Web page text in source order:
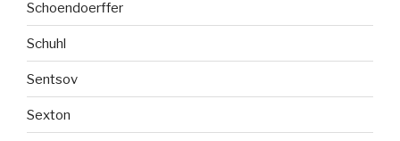
Schoendoerffer
Schuhl
Sentsov
Sexton